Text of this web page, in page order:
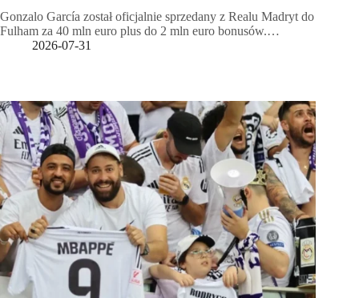
Gonzalo García został oficjalnie sprzedany z Realu Madryt do
Fulham za 40 mln euro plus do 2 mln euro bonusów.…
2026-07-31